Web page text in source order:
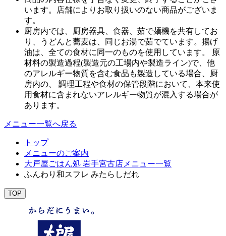
います。店舗によりお取り扱いのない商品がございま
す。
厨房内では、厨房器具、食器、茹で麺機を共有してお
り、うどんと蕎麦は、同じお湯で茹でています。揚げ
油は、全ての食材に同一のものを使用しています。 原
材料の製造過程(製造元の工場内や製造ライン)で、他
のアレルギー物質を含む食品も製造している場合、厨
房内の、 調理工程や食材の保管段階において、本来使
用食材に含まれないアレルギー物質が混入する場合が
あります。
メニュー一覧へ戻る
トップ
メニューのご案内
大戸屋ごはん処 岩手宮古店メニュー一覧
ふんわり和スフレ みたらしだれ
TOP